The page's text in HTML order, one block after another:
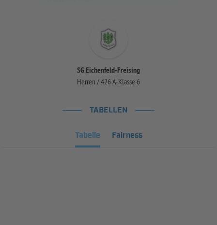
SG Eichenfeld-Freising
Herren / 426 A-Klasse 6
TABELLEN
Tabelle Fairness